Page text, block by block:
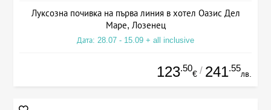
Луксозна почивка на първа линия в хотел Оазис Дел
Маре, Лозенец
Дата: 28.07 - 15.09 + all inclusive
123.50
€ / 241.55
лв.